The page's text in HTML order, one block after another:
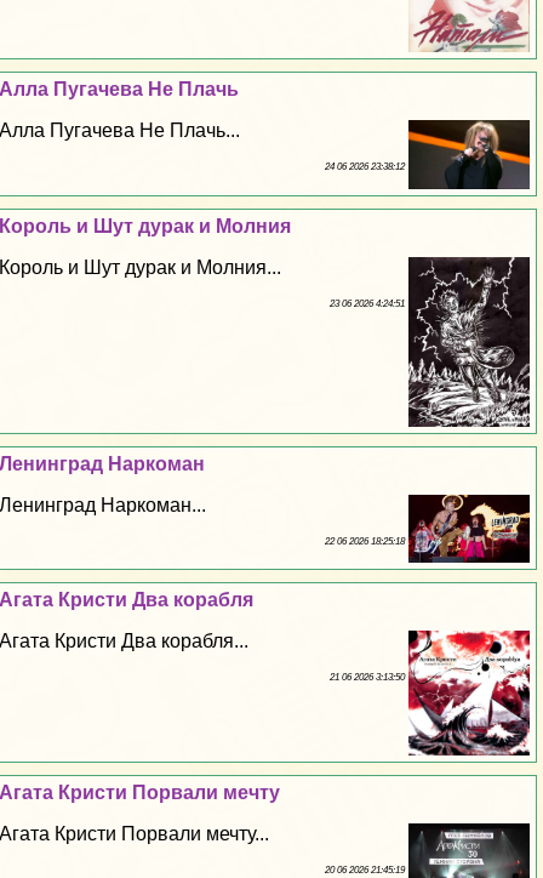
Алла Пугачева Не Плачь
Алла Пугачева Не Плачь...
24 06 2026 23:38:12
Король и Шут дypaк и Молния
Король и Шут дypaк и Молния...
23 06 2026 4:24:51
Ленинград Наркоман
Ленинград Наркоман...
22 06 2026 18:25:18
Агата Кристи Два корабля
Агата Кристи Два корабля...
21 06 2026 3:13:50
Агата Кристи Порвали мечту
Агата Кристи Порвали мечту...
20 06 2026 21:45:19